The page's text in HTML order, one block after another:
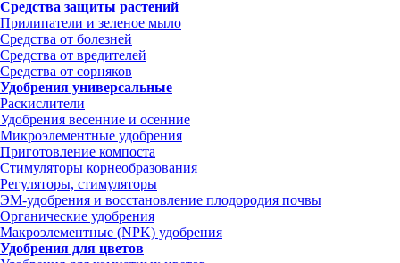
Средства защиты растений
Прилипатели и зеленое мыло
Средства от болезней
Средства от вредителей
Средства от сорняков
Удобрения универсальные
Раскислители
Удобрения весенние и осенние
Микроэлементные удобрения
Приготовление компоста
Стимуляторы корнеобразования
Регуляторы, стимуляторы
ЭМ-удобрения и восстановление плодородия почвы
Органические удобрения
Макроэлементные (NPK) удобрения
Удобрения для цветов